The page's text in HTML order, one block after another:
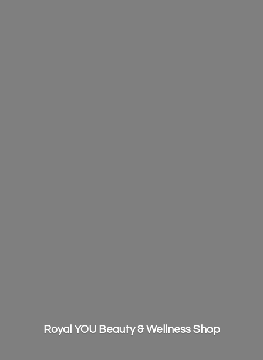
Royal YOU Beauty &Wellness Shop